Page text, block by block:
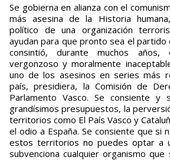
Se gobierna en alianza con el
más asesina de la Historia
político de una organización
ayudan para que pronto sea el partido
consintió, durante muchos años,
vergonzoso y moralmente
uno de los asesinos en series más
país, presidiera, la Comisión de
Parlamento Vasco. Se consiente y
grandísimos presupuestos, la
territorios como El País Vasco y
el odio a España. Se consiente que si
estos territorios no puedes optar a
subvenciona cualquier organismo